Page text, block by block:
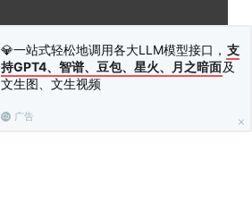
💎一站式轻松地调用各大LLM模型接口， 支
持GPT4、智谱、豆包、星火、月之暗面及
文生图、文生视频
广告